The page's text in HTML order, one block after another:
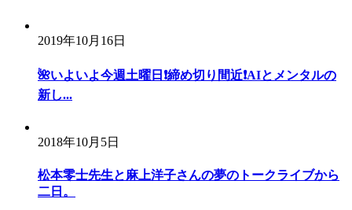
2019年10月16日
🌺いよいよ今週土曜日❗️締め切り間近❗️AIとメンタルの
新し...
2018年10月5日
松本零士先生と麻上洋子さんの夢のトークライブから
二日。